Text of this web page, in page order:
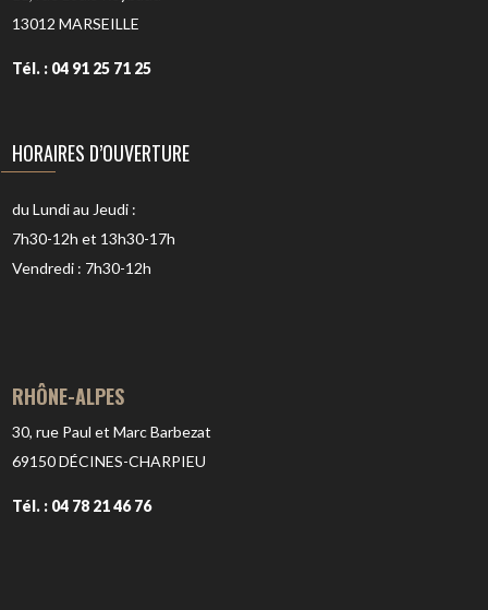
13012MARSEILLE
Tél. : 04 91 25 71 25
HORAIRES D’OUVERTURE
du Lundi au Jeudi :
7h30-12h et 13h30-17h
Vendredi : 7h30-12h
RHÔNE-ALPES
30, rue Paul et Marc Barbezat
69150DÉCINES-CHARPIEU
Tél. : 04 78 21 46 76